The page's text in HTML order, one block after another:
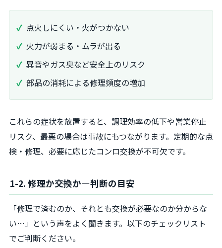
点火しにくい・火がつかない
火力が弱まる・ムラが出る
異音やガス臭など安全上のリスク
部品の消耗による修理頻度の増加
これらの症状を放置すると、調理効率の低下や営業停止
リスク、最悪の場合は事故にもつながります。定期的な点
検・修理、必要に応じたコンロ交換が不可欠です。
1-2. 修理か交換か―判断の目安
「修理で済むのか、それとも交換が必要なのか分からな
い…」という声をよく聞きます。以下のチェックリスト
でご判断ください。